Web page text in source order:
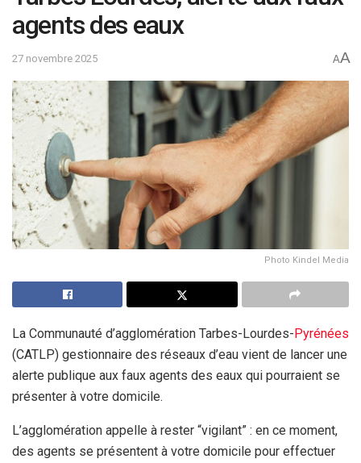
agents des eaux
27 novembre 2025 AA
Photo Kindel Media
La Communauté d’agglomération Tarbes-Lourdes-Pyrénées
(CATLP) gestionnaire des réseaux d’eau vient de lancer une
alerte publique aux faux agents des eaux qui pourraient se
présenter à votre domicile.
L’agglomération appelle à rester “vigilant” : en ce moment,
des agents se présentent à votre domicile pour effectuer